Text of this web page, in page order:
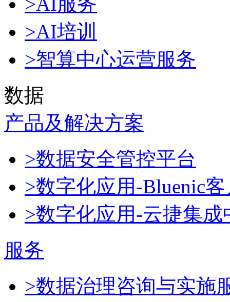
>AI培训
>智算中心运营服务
数据
产品及解决方案
>数据安全管控平台
>数字化应用-Bluenic
>数字化应用-云捷集成
服务
>数据治理咨询与实施